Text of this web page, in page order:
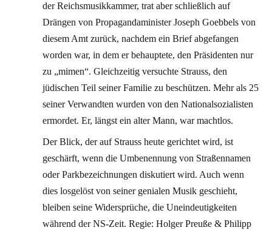
der Reichsmusikkammer, trat aber schließlich auf
Drängen von Propagandaminister Joseph Goebbels von
diesem Amt zurück, nachdem ein Brief abgefangen
worden war, in dem er behauptete, den Präsidenten nur
zu „mimen“. Gleichzeitig versuchte Strauss, den
jüdischen Teil seiner Familie zu beschützen. Mehr als 25
seiner Verwandten wurden von den Nationalsozialisten
ermordet. Er, längst ein alter Mann, war machtlos.
Der Blick, der auf Strauss heute gerichtet wird, ist
geschärft, wenn die Umbenennung von Straßennamen
oder Parkbezeichnungen diskutiert wird. Auch wenn
dies losgelöst von seiner genialen Musik geschieht,
bleiben seine Widersprüche, die Uneindeutigkeiten
während der NS-Zeit. Regie: Holger Preuße & Philipp